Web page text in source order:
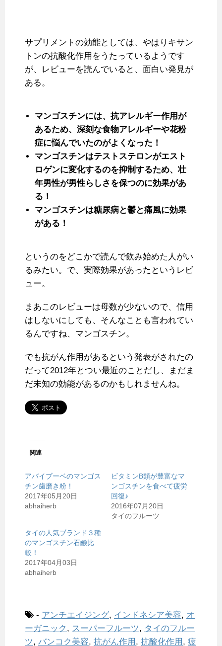
サプリメントの効能としては、やはりキサン
トンの抗酸化作用をうたっているようです
が、レビューを読んでいると、面白い発見が
ある。
マンゴスチンには、抗アレルギー作用が
あるため、深刻な食物アレルギーや花粉
症に悩んでいたのがよくなった！
マンゴスチンはテストステロンがエスト
ロゲンに変化するのを抑制するため、壮
年男性が男性らしさを保つのに効果があ
る！
マンゴスチンは糖尿病と鬱と痛風に効果
がある！
というのをどこかで読んで飲み始めた人がい
るみたい。で、実際効果があったというレビ
ュー。
まあこのレビューは母数が少ないので、信用
はしないにしても、そんなことも言われてい
るんですね、マンゴスチン。
でも抗がん作用があるという発表がされたの
だって2012年とつい最近のことだし、まだま
だ未知の効能があるのかもしれませんね。
関連
アバイブーベのマンゴス
チン歯磨き粉！
2017年05月20日
abhaiherb
ビタミンB類が豊富なマ
ンゴスチンを食べて疲労
回復♪
2016年07月20日
タイのフルーツ
タイの人気ブランド３種
のマンゴスチン石鹸比
較！
2017年04月03日
abhaiherb
- アンチエイジング, インドネシア美容, オ
ーガニック , スーパーフルーツ, タイのフルー
ツ, バンコク美容, 抗がん作用 , 抗酸化作用 , 疲